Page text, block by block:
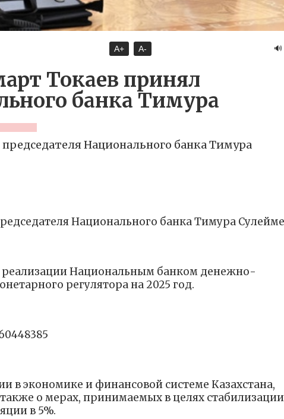
A+ A- 🔊
Токаев принял
банка Тимура
Национального банка Тимура
Национального банка Тимура
реализации Национальным банком денежно-
регулятора на 2025 год.
экономике и финансовой системе Казахстана,
о мерах, принимаемых в целях
в 5%.